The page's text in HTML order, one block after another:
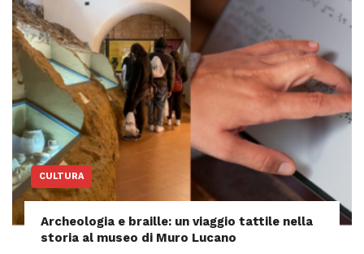
CULTURA
Archeologia e braille: un viaggio tattile nella
storia al museo di Muro Lucano